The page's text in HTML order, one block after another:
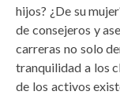
hijos? ¿De su
de consejeros y
carreras no solo
tranquilidad a los
de los activos